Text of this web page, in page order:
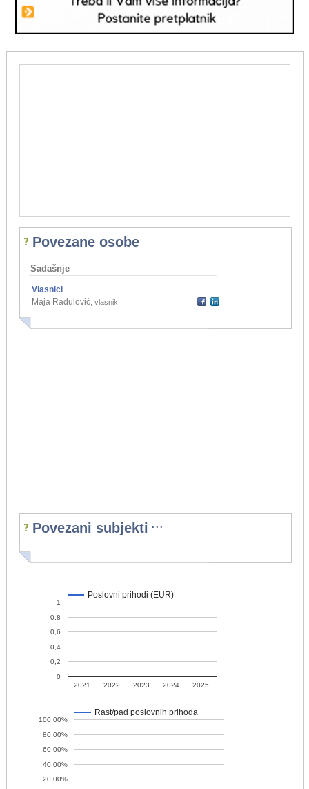
Povezane osobe
Sadašnje
Vlasnici
Maja Radulović, vlasnik
Povezani subjekti ...
Poslovni prihodi (EUR)
2021. 2022. 2023. 2024. 2025.
0
0,2
0,4
0,6
0,8
1
Rast/pad poslovnih prihoda
20,00%
40,00%
60,00%
80,00%
100,00%